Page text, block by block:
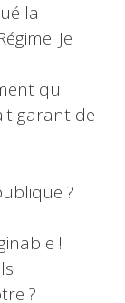
la
Je
qui
garant de
?
!
?